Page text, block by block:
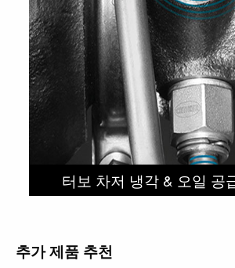
터보 차저 냉각 & 오일 공
추가 제품 추천